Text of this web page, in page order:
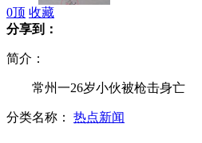
退休人员自制潜艇 可水下上网
0顶 收藏
分享到：
简介：
常州一26岁小伙被枪击身亡
分类名称： 热点新闻